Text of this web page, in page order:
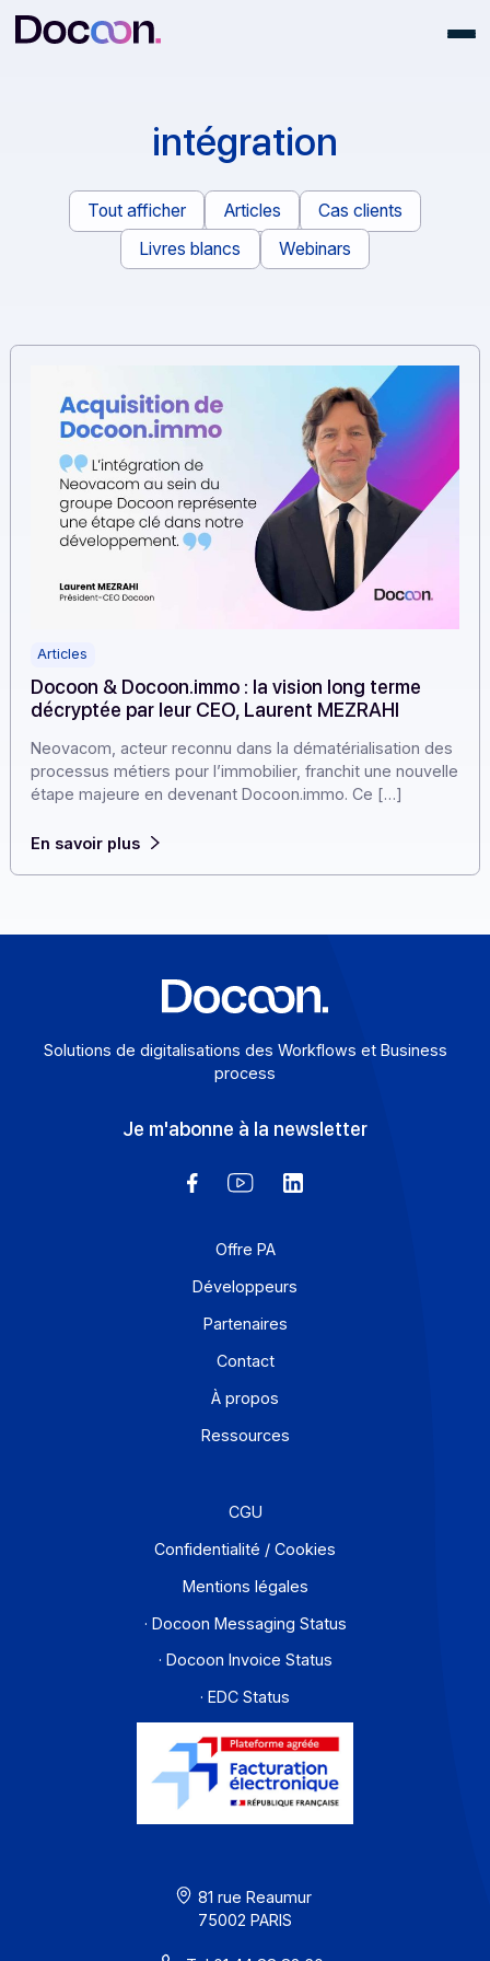
intégration
Tout afficher Articles
Cas clients
Livres blancs
Webinars
Docoon & Docoon.immo : la vision long terme
décryptée par leur CEO, Laurent MEZRAHI
Neovacom, acteur reconnu dans la dématérialisation
processus métiers pour l’immobilier, franchit une
En savoir plus
process
Je m'abonne à la newsletter
Développeurs
Contact
À propos
Ressources
Confidentialité / Cookies
Mentions légales
· Docoon Messaging Status